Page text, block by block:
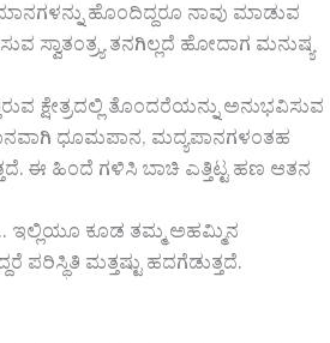
ಹೊಂದಿದ್ದರೂ ನಾವು ಮಾಡುವ
ಸ್ವಾತಂತ್ರ್ಯ ತನಗಿಲ್ಲದೆ ಹೋದಾಗ ಮನುಷ್ಯ
ಕ್ಷೇತ್ರದಲ್ಲಿ ತೊಂದರೆಯನ್ನು ಅನುಭವಿಸುವ
ಧೂಮಪಾನ, ಮದ್ಯಪಾನಗಳಂತಹ
ಈ ಹಿಂದೆ ಗಳಿಸಿ ಬಾಚಿ ಎತ್ತಿಟ್ಟ ಹಣ ಆತನ
ಇಲ್ಲಿಯೂ ಕೂಡ ತಮ್ಮ ಅಹಮ್ಮಿನ
ಮತ್ತಷ್ಟು ಹದಗೆಡುತ್ತದೆ.